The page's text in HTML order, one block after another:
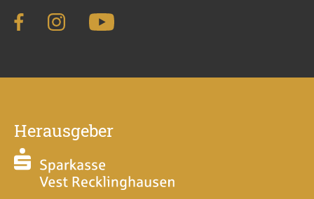
Herausgeber